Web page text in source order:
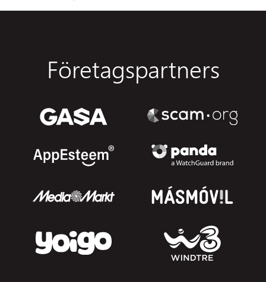
Företagspartners